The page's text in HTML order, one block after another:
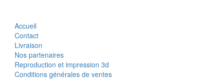
Accueil
Contact
Livraison
Nos partenaires
Reproduction et impression 3d
Conditions générales de ventes